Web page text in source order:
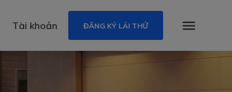
Tài khoản ĐĂNG KÝ LÁI THỬ